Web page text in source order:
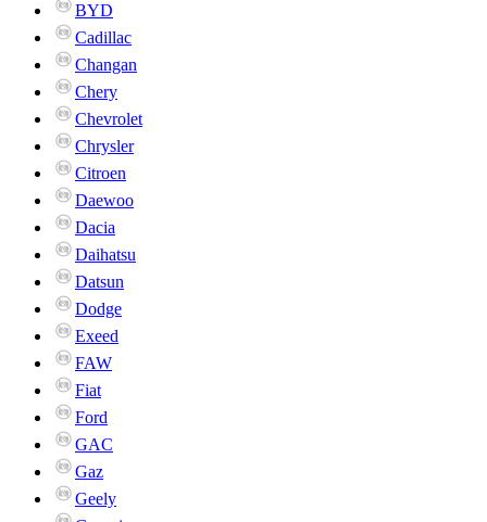
BYD
Cadillac
Changan
Chery
Chevrolet
Chrysler
Citroen
Daewoo
Dacia
Daihatsu
Datsun
Dodge
Exeed
FAW
Fiat
Ford
GAC
Gaz
Geely